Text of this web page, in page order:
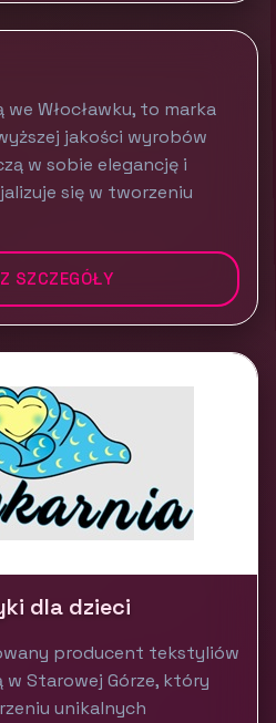
we Włocławku, to marka
jakości wyrobów
w sobie elegancję i
się w tworzeniu
SZCZEGÓŁY
dla dzieci
producent tekstyliów
Starowej Górze, który
unikalnych